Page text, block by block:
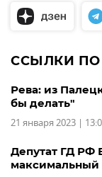
ССЫЛКИ ПО
Рева: из
бы делать"
21 января 2023 |
Депутат ГД РФ
максимальный